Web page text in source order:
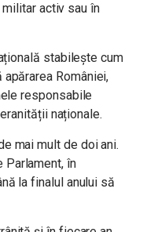
activ sau în
stabilește cum
României,
responsabile
naționale.
mai mult de doi ani.
Parlament, în
la finalul anului să